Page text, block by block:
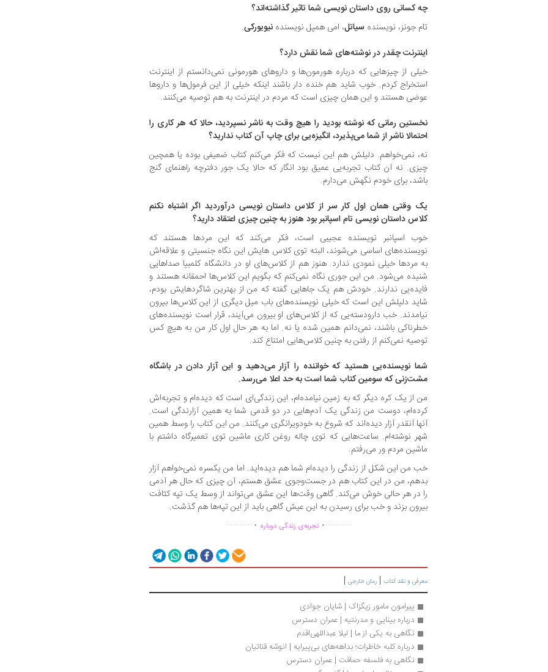
چه کسانی روی داستان نویسی شما تاثیر گذاشته‌اند؟
تام جونز، نویسنده سیاتل، امی همپل نویسنده نیویورکی.
اینترنت چقدر در نوشته‌های شما نقش دارد؟
خیلی از چیزهایی که درباره هورمون‌ها و داروهای هورمونی نمی‌دانستم از اینترنت
استخراج کردم. خوب شاید هم خنده دار باشند اینکه خیلی از این فرمول‌ها و داروها
عوضی هستند و این همان چیزی است که مردم در اینترنت به هم توصیه می‌کنند.
نخستین رمانی که نوشته بودید را هیچ وقت به ناشر نسپردید، حالا که هر کاری را
احتمالا ناشر از شما می‌پذیرد، انگیزه‌یی برای چاپ آن کتاب ندارید؟
نه، نمی‌خواهم. دلیلش هم این نیست که فکر می‌کنم کتاب ضعیفی بوده یا همچین
چیزی. نه آن کتاب تجربه‌یی عمیق بود انگار که حالا یک جور دفترچه راهنمای گنج
باشد، برای خودم نگهش می‌دارم.
یک وقتی همان اول کار سر از کلاس داستان نویسی درآوردید اگر اشتباه نکنم
کلاس داستان نویسی تام اسپانبر بود هنوز به چنین چیزی اعتقاد دارید؟
خوب اسپانبر نویسنده عجیبی است، فکر می‌کند که این مردها هستند که
نویسنده‌های اساسی می‌شوند، البته توی کلاس هایش این نگاه جنسیتی و علاقه‌اش
به مردها خیلی نمودی ندارد. هنوز هم از کلاس‌های او در دانشگاه کلمبیا صداهایی
شنیده می‌شود. من این جوری نگاه نمی‌کنم که بگویم این کلاس‌ها احمقانه هستند و
فایده‌یی ندارند. خودش هم یک جاهایی گفته که من از بهترین شاگردهایش بودم،
شاید دلیلش این است که خیلی نویسنده‌های باب میل دیگری از این کلاس‌ها بیرون
نیامدند. خب دارودسته‌یی که از کلاس‌های او بیرون می‌آیند، قرار است نویسنده‌های
خطرناکی باشند، نمی‌دانم همین شده یا نه. اما به هر حال اول کار من به هیچ کس
توصیه نمی‌کنم از رفتن به چنین کلاس‌هایی امتناع کند.
شما نویسنده‌یی هستید که خواننده را آزار می‌دهید و این آزار دادن در باشگاه
مشت‌زنی که سومین کتاب شما است به حد اعلا می‌رسد.
من از یک کره دیگر که به زمین نیامده‌ام، این زندگی‌ای است که دیده‌ام و تجربه‌اش
کرده‌ام، دوست من زندگی یک آدم‌هایی در دو قدمی شما به همین آزارندگی است.
آنها آنقدر آزار دیده‌اند که شروع به خودویرانگری می‌کنند. من این کتاب را وسط همین
شهر نوشته‌ام. ساعت‌هایی که توی چاله روغن کاری ماشین توی تعمیرگاه داشتم با
ماشین مردم ور می‌رفتم.
خب من این شکل از زندگی را دیده‌ام شما هم دیده‌اید. اما من یکسره نمی‌خواهم آزار
بدهم، من در این کتاب هم در جست‌وجوی عشق هستم، آن چیزی که حال هر آدمی
را در هر حالی خوش می‌کند. گاهی وقت‌ها این عشق می‌تواند از وسط یک تپه کثافت
بیرون بزند و خب برای رسیدن به این عیش گاهی باید از این تپه‌ها هم گذشت.
................ تجربه‌ی زندگی دوباره...............
معرفی و نقد کتاب | رمان خارجی |
پیرامون مامور زیگزاک | شایان جوادی
درباره بینایی و مدرنتیه | عمران دسترس
نگاهی به یکی از ما | لیلا عبداللهی‌اقدم
درباره کلبه خاطرات؛ بداهه‌های بی‌پیرایه | انوشه قناتیان
نگاهی به فلسفه حماقت | عمران دسترس